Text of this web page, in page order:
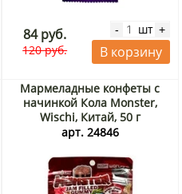
84 руб.
120 руб.
- шт +
В корзину
Мармеладные конфеты с
начинкой Кола Monster,
Wischi, Китай, 50 г
арт. 24846